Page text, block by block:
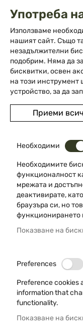
Начало Ножове
Сгъваем нож модел
Smith & Wesson
Сгъваем
Преминете
към
края
на
галерията
Преминете
към
началото
Употреба
Използваме
нашият сайт. Също
незадължителни
подобрим. Няма да
бисквитки, освен
на този инструмент
устройство, за да
Приеми
Необходими
Необходимите
функционалност
мрежата и
деактивирате,
браузъра си, но
функционирането
Показване на
Preferences
Preference cookies
information that
functionality.
Показване на